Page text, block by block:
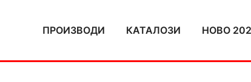
ПРОИЗВОДИ КАТАЛОЗИ НОВО